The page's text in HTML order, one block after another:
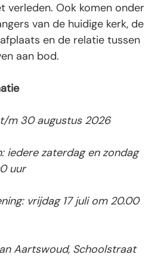
verleden. Ook komen onder
van de huidige kerk, de
en de relatie tussen
aan bod.
t/m 30 augustus 2026
iedere zaterdag en zondag
uur
vrijdag 17 juli om 20.00
Aartswoud, Schoolstraat